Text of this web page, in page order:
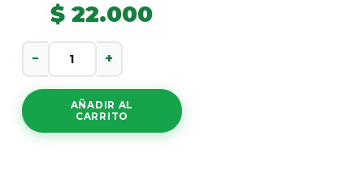
$ 22.000
Malgenio
− +
AÑADIR AL
CARRITO